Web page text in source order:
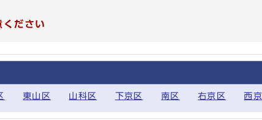
ださい
東山区 山科区 下京区 南区 右京区 西